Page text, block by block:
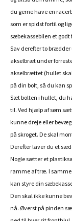
du gerne have en
som er spidst fortil og
sæbekassebilen et
Sav derefter to
akselbræt under
akselbrættet (hullet
på din bolt, så du kan
Sæt bolten i hullet, du
til. Ved hjælp af søm
kunne dreje eller
på skroget. De skal
Derefter laver du et
Nogle sætter et
ramme af træ. I
kan styre din
Den skal ikke kunne
nå. Øverst på pinden